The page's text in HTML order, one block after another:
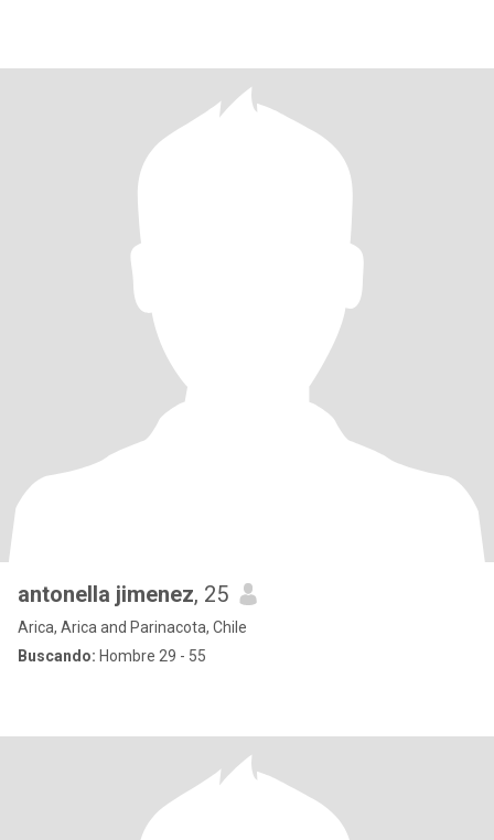
antonella jimenez, 25
Arica, Arica and Parinacota, Chile
Buscando: Hombre 29 - 55